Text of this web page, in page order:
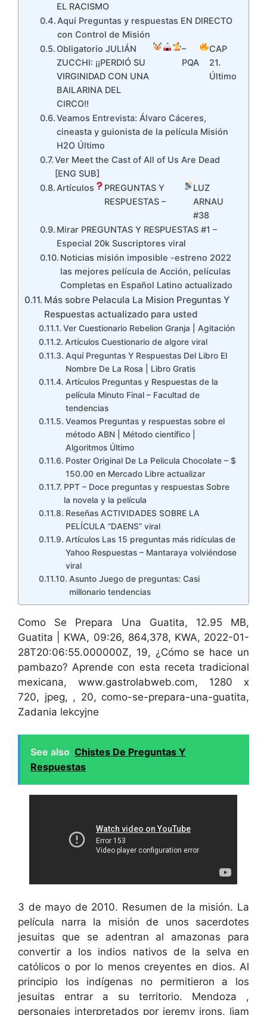
EL RACISMO
Aquí Preguntas y respuestas EN DIRECTO
con Control de Misión
Obligatorio JULIÁN
ZUCCHI: ¡¡PERDIÓ SU
VIRGINIDAD CON UNA
BAILARINA DEL
CIRCO!!
–
PQA
CAP
21.
Último
Veamos Entrevista: Álvaro Cáceres,
cineasta y guionista de la película Misión
H2O Último
Ver Meet the Cast of All of Us Are Dead
[ENG SUB]
Artículos
PREGUNTAS Y
RESPUESTAS –
LUZ
ARNAU
#38
Mirar PREGUNTAS Y RESPUESTAS #1 –
Especial 20k Suscriptores viral
Noticias misión imposible -estreno 2022
las mejores película de Acción, películas
Completas en Español Latino actualizado
Más sobre Pela­cula La Mision Preguntas Y
Respuestas actualizado para usted
Ver Cuestionario Rebelion Granja | Agitación
Artículos Cuestionario de algore viral
Aquí Preguntas Y Respuestas Del Libro El
Nombre De La Rosa | Libro Gratis
Artículos Preguntas y Respuestas de la
película Minuto Final – Facultad de
tendencias
Veamos Preguntas y respuestas sobre el
método ABN | Método científico |
Algoritmos Último
Poster Original De La Pelicula Chocolate – $
150.00 en Mercado Libre actualizar
PPT – Doce preguntas y respuestas Sobre
la novela y la película
Reseñas ACTIVIDADES SOBRE LA
PELÍCULA “DAENS” viral
Artículos Las 15 preguntas más ridículas de
Yahoo Respuestas – Mantaraya volviéndose
viral
Asunto Juego de preguntas: Casi
millonario tendencias
Como Se Prepara Una Guatita, 12.95 MB,
Guatita | KWA, 09:26, 864,378, KWA, 2022-01-
28T20:06:55.000000Z, 19, ¿Cómo se hace un
pambazo? Aprende con esta receta tradicional
mexicana, www.gastrolabweb.com, 1280 x
720, jpeg, , 20, como-se-prepara-una-guatita,
Zadania lekcyjne
See also Chistes De Preguntas Y
Respuestas
3 de mayo de 2010. Resumen de la misión. La
película narra la misión de unos sacerdotes
jesuitas que se adentran al amazonas para
convertir a los indios nativos de la selva en
católicos o por lo menos creyentes en dios. Al
principio los indígenas no permitieron a los
jesuitas entrar a su territorio. Mendoza ,
personajes interpretados por jeremy irons, liam